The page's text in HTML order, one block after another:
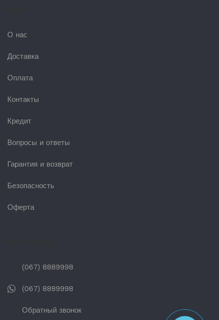
О нас
Доставка
Оплата
Контакты
Кредит
Вопросы и ответы
Гарантия и возврат
Безопасность
Оферта
(067) 8889998
(067) 8889998
Обратный звонок